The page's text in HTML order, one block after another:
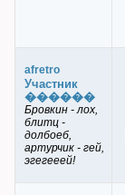
afretro
Участник
������
Бровкин - лох,
блитц -
долбоеб,
артурчик - гей,
эгегееей!